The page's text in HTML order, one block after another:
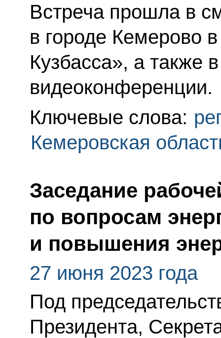
Встреча прошла в
в городе Кемерово
Кузбасса», а также
видеоконференции.
Ключевые слова:
Кемеровская
Заседание
по вопросам
и повышения
27 июня 2023 года
Под
Президента,